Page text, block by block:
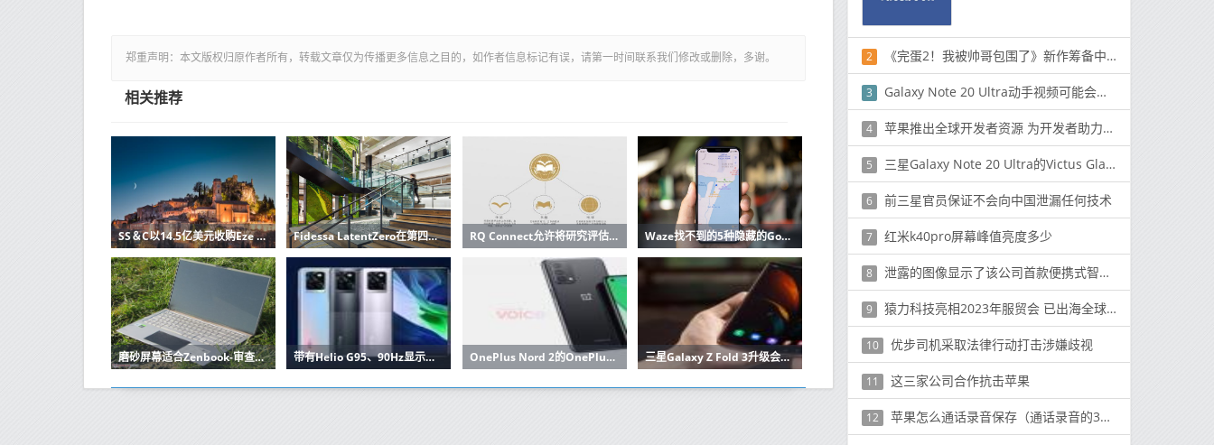
郑重声明：本文版权归原作者所有，转载文章仅为传播更多信息之目的，如作者信息标记有误，请第一时间联系我们修改或删除，多谢。
相关推荐
SS＆C以14.5亿美元收购Eze Software Fidessa LatentZero在第四届年度客户会议上聚集了客户 RQ Connect允许将研究评估数据传输到Instinet的佣金管理平台Plazma Waze找不到的5种隐藏的Google Maps功能
磨砂屏幕适合Zenbook-审查中的华硕Zenbook 15 UX534FTC 带有Helio G95、90Hz显示屏的Infinix Note 10 Pro和带有Helio G85的Infinix Note 10的价格，规格 OnePlus Nord 2的OnePlus Denniz（DN2101）已通过印度的BIS认证 三星Galaxy Z Fold 3升级会让我永远抛弃单屏手机
2 《完蛋2！我被帅哥包围了》新作筹备中 针对女性市场
3 Galaxy Note 20 Ultra动手视频可能会让您产生冲突
4 苹果推出全球开发者资源 为开发者助力提升app体验
5 三星Galaxy Note 20 Ultra的Victus Glass在跌落测试中显示出令人印象深刻的结果
6 前三星官员保证不会向中国泄漏任何技术
7 红米k40pro屏幕峰值亮度多少
8 泄露的图像显示了该公司首款便携式智能扬声器SONOS MOVE
9 猿力科技亮相2023年服贸会 已出海全球超过100个国家
10 优步司机采取法律行动打击涉嫌歧视
11 这三家公司合作抗击苹果
12 苹果怎么通话录音保存（通话录音的3种方法）